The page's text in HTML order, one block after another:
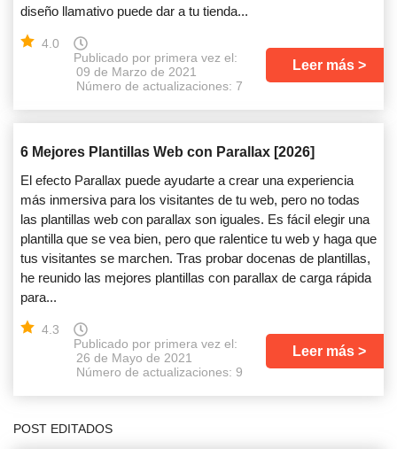
diseño llamativo puede dar a tu tienda...
4.0
Publicado por primera vez el:
09 de Marzo de 2021
Número de actualizaciones: 7
Leer más
6 Mejores Plantillas Web con Parallax [2026]
El efecto Parallax puede ayudarte a crear una experiencia
más inmersiva para los visitantes de tu web, pero no todas
las plantillas web con parallax son iguales. Es fácil elegir una
plantilla que se vea bien, pero que ralentice tu web y haga que
tus visitantes se marchen. Tras probar docenas de plantillas,
he reunido las mejores plantillas con parallax de carga rápida
para...
4.3
Publicado por primera vez el:
26 de Mayo de 2021
Número de actualizaciones: 9
Leer más
POST EDITADOS